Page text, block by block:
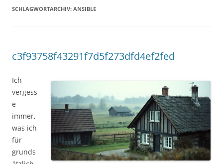
SCHLAGWORTARCHIV: ANSIBLE
c3f93758f43291f7d5f273dfd4ef2fed
Ich
vergess
e
immer,
was ich
für
grunds